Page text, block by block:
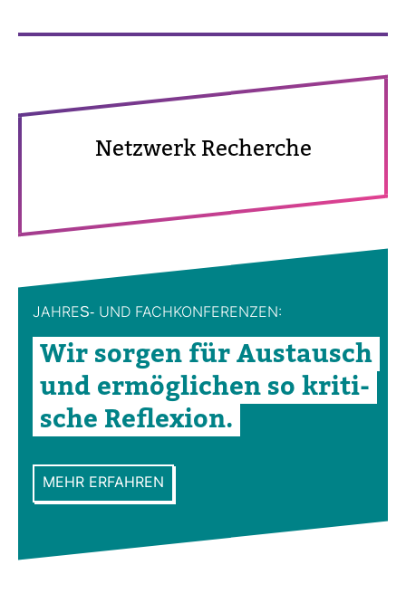
Netz­werk Recherche
JAHRES-​ UND FACH­KON­FE­RENZEN:
Wir sorgen für Aus­tausch
und ermög­li­chen so kri­ti­
sche Refle­xion.
MEHR ERFAHREN